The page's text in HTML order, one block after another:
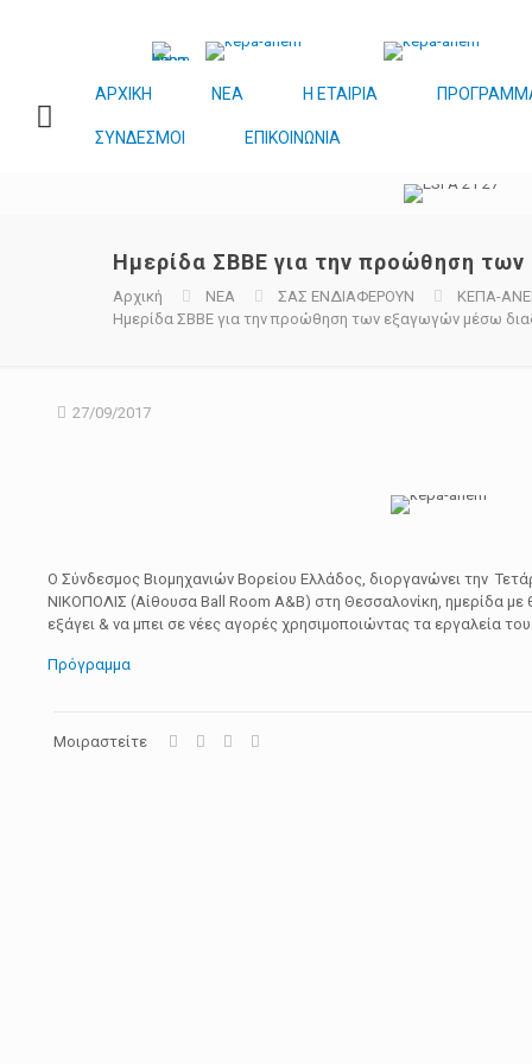
ΑΡΧΙΚΗ ΝΕΑ Η ΕΤΑΙΡΙΑ
ΣΥΝΔΕΣΜΟΙ ΕΠΙΚΟΙΝΩΝΙΑ
Hμερίδα ΣΒΒΕ για την προώθηση
Αρχική ΝΕΑ ΣΑΣ ΕΝΔΙΑΦΕΡΟΥΝ
ΚΕΠΑ-
Hμερίδα ΣΒΒΕ για την προώθηση των εξαγωγών μέσω
27/09/2017
Ο Σύνδεσμος Βιομηχανιών Βορείου Ελλάδος, διοργανώνει την
ΝΙΚΟΠΟΛΙΣ (Αίθουσα Ball Room A&B) στη Θεσσαλονίκη, ημερίδα με
εξάγει & να μπει σε νέες αγορές χρησιμοποιώντας τα εργαλεία του
Πρόγραμμα
Μοιραστείτε